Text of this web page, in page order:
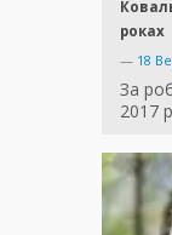
роках
— 18
За
2017